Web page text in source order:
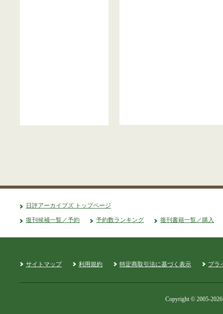
日評アーカイブズ トップページ
復刊候補一覧／予約 予約数ランキング 復刊書籍一覧／購入
サイトマップ 利用規約 特定商取引法に基づく表示 プラ
Copyright © 2005-